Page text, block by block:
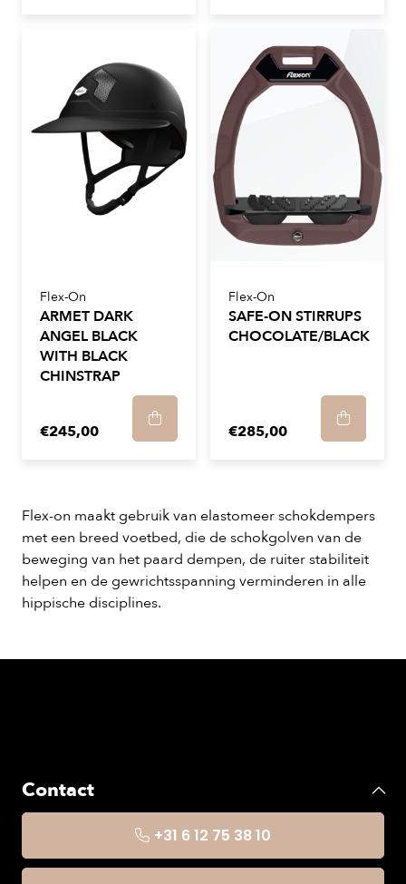
Flex-On
ARMET DARK
ANGEL BLACK
WITH BLACK
CHINSTRAP
€245,00
Flex-On
SAFE-ON STIRRUPS
CHOCOLATE/BLACK
€285,00
Flex-on maakt gebruik van elastomeer schokdempers
met een breed voetbed, die de schokgolven van de
beweging van het paard dempen, de ruiter stabiliteit
helpen en de gewrichtsspanning verminderen in alle
hippische disciplines.
Contact
+31 6 12 75 38 10